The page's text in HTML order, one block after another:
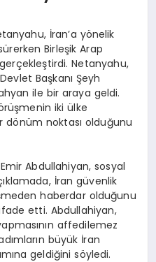
İran’a yönelik
Birleşik Arap
Netanyahu,
Başkanı Şeyh
ile bir araya geldi.
iki ülke
dönüm noktası olduğunu
Abdullahiyan, sosyal
İran güvenlik
haberdar olduğunu
etti. Abdullahiyan,
affedilemez
büyük İran
geldiğini söyledi.